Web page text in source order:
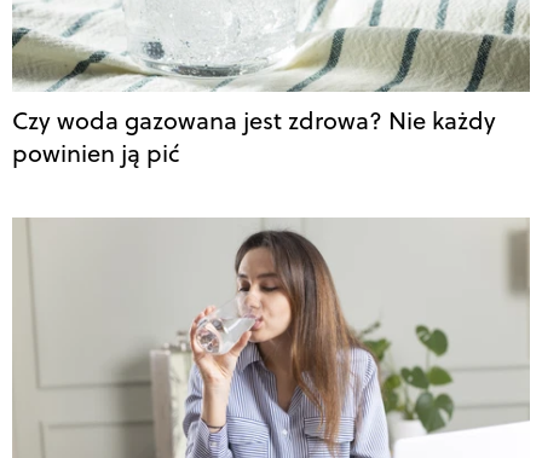
Czy woda gazowana jest zdrowa? Nie każdy
powinien ją pić